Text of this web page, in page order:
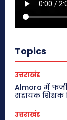
Topics
उत्तराखंड
Almora में
सहायक शिक्षक
उत्तराखंड